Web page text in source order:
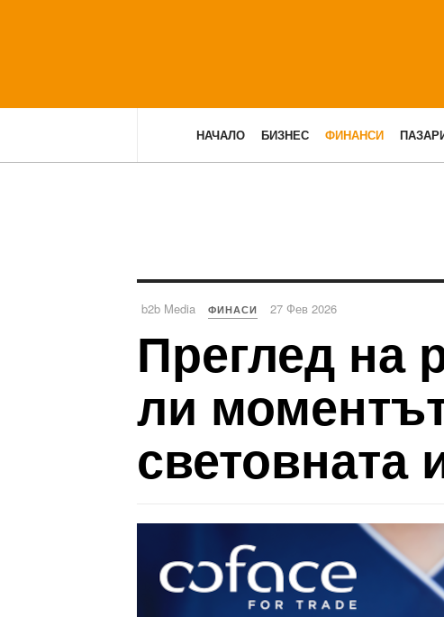
НАЧАЛО БИЗНЕС ФИНАНСИ
b2b Media ФИНАСИ 27 Фев 2026
Преглед на
ли
световната